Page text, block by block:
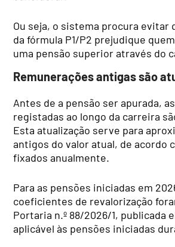
Ou seja, o sistema procura evitar
da fórmula P1/P2 prejudique
uma pensão superior através do
Remunerações antigas são
Antes de a pensão ser apurada,
registadas ao longo da carreira
Esta atualização serve para
antigos do valor atual, de acordo
fixados anualmente.
Para as pensões iniciadas em
coeficientes de revalorização
Portaria n.º 88/2026/1, publicada
aplicável às pensões iniciadas